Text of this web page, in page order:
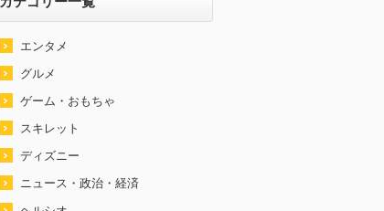
エンタメ
グルメ
ゲーム・おもちゃ
スキレット
ディズニー
ニュース・政治・経済